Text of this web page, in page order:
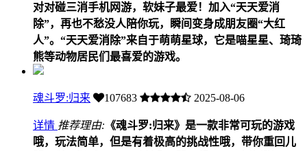
对对碰三消手机网游，软妹子最爱！加入“天天爱消
除”，再也不愁没人陪你玩，瞬间变身成朋友圈“大红
人”。“天天爱消除”来自于萌萌星球，它是喵星星、琦琦
熊等动物居民们最喜爱的游戏。
魂斗罗:归来 107683 2025-08-06
详情 推荐理由: 《魂斗罗:归来》是一款非常可玩的游戏
哦，玩法简单，但是有着极高的挑战性哦，带你重回儿